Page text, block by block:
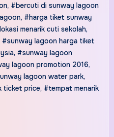
, #bercuti di sunway lagoon
, #harga tiket sunway
menarik cuti sekolah,
#sunway lagoon harga tiket
, #sunway lagoon
lagoon promotion 2016,
lagoon water park,
ticket price, #tempat menarik